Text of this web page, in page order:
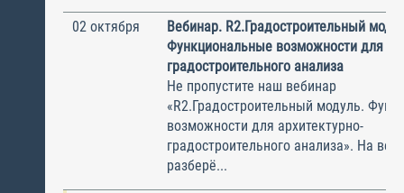
02 октября
Вебинар. R2.Градостроительный
Функциональные возможности для
градостроительного анализа
Не пропустите наш вебинар
«‎R2.Градостроительный модуль.
возможности для архитектурно-
градостроительного анализа». На
разберё...